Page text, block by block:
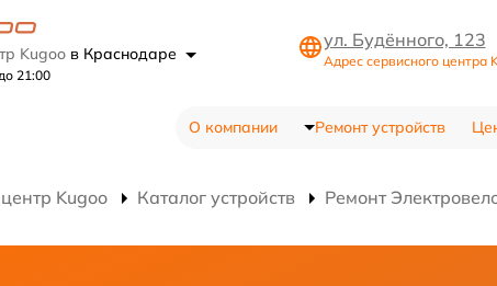
Kugoo в Краснодаре
21:00
ул. Будённого, 123
Адрес сервисного центра
О компании Ремонт устройств
Kugoo Каталог устройств Ремонт